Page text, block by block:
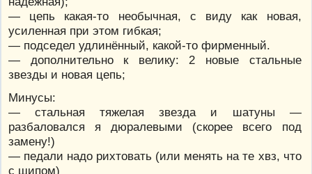
— цепь какая-то необычная, с виду как новая,
усиленная при этом гибкая;
— подседел удлинённый, какой-то фирменный.
— дополнительно к велику: 2 новые стальные
звезды и новая цепь;
Минусы:
— стальная тяжелая звезда и шатуны —
разбаловался я дюралевыми (скорее всего под
замену!)
— педали надо рихтовать (или менять на те хвз, что
с шипом)